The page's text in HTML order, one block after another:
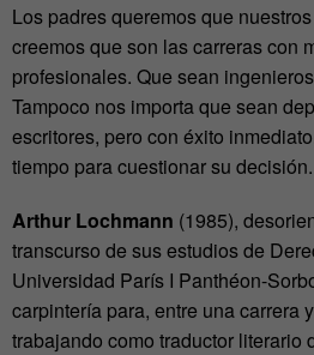
Los padres queremos que
creemos que son las carreras con
profesionales. Que sean
Tampoco nos importa que sean
escritores, pero con éxito
tiempo para cuestionar su decisión.
Arthur Lochmann (1985),
transcurso de sus estudios de
Universidad París I Panthéon-
carpintería para, entre una carrera
trabajando como traductor literario